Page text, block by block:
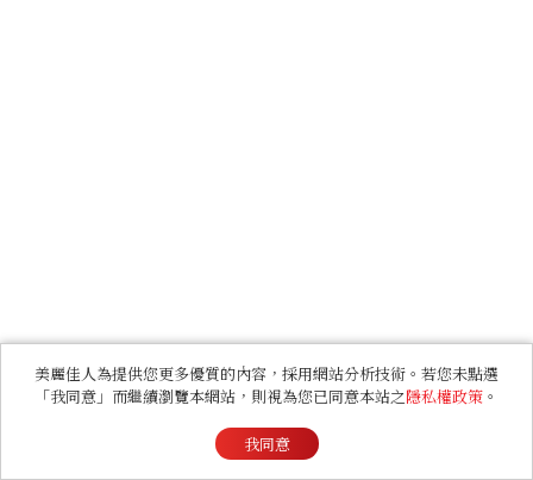
美麗佳人為提供您更多優質的內容，採用網站分析技術。若您未點選
「我同意」而繼續瀏覽本網站，則視為您已同意本站之隱私權政策 。
我同意